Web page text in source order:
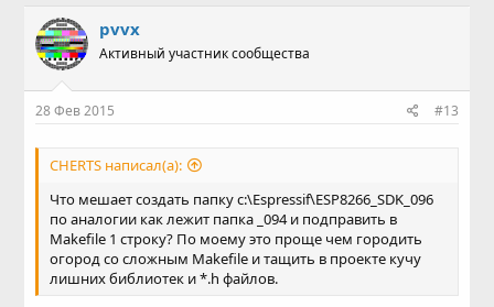
pvvx
Активный участник сообщества
28 Фев 2015 #13
CHERTS написал(а):
Что мешает создать папку c:\Espressif\ESP8266_SDK_096
по аналогии как лежит папка _094 и подправить в
Makefile 1 строку? По моему это проще чем городить
огород со сложным Makefile и тащить в проекте кучу
лишних библиотек и *.h файлов.